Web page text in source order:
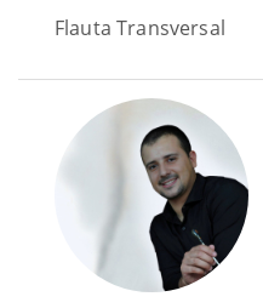
Flauta Transversal